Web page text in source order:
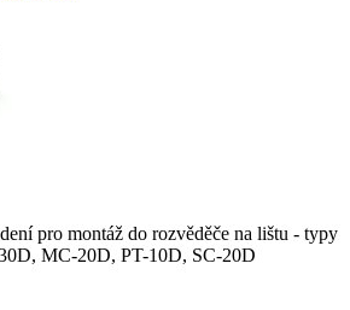
pro montáž do rozvěděče na lištu - typy
MC-20D, PT-10D, SC-20D